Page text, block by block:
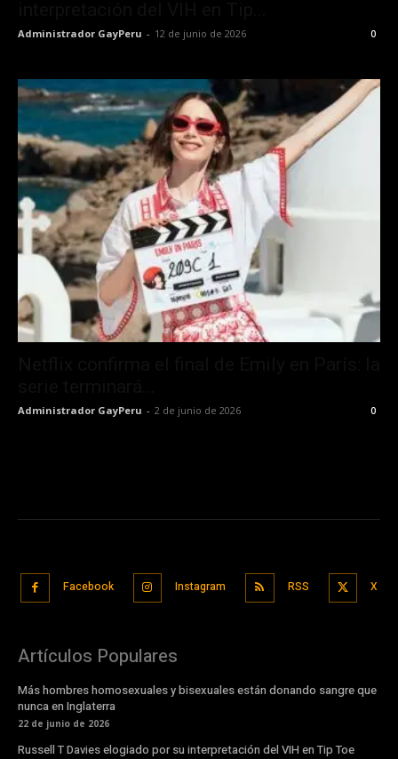
Administrador GayPeru - 12 de junio de 2026 0
Administrador GayPeru - 2 de junio de 2026 0
Facebook Instagram RSS X
Artículos Populares
Más hombres homosexuales y bisexuales están donando sangre que
nunca en Inglaterra
22 de junio de 2026
Russell T Davies elogiado por su interpretación del VIH en Tip Toe